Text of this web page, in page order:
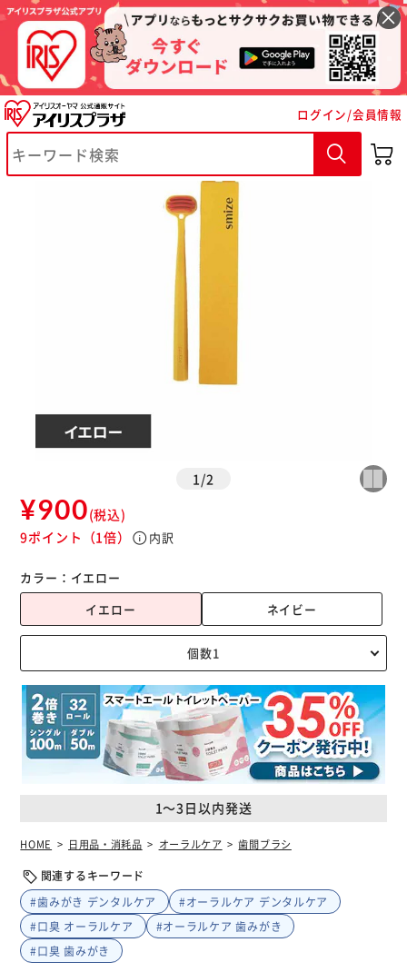
ログイン/会員情報
スマイズ舌ブラシ イエロー
1 /2
¥900(税込)
9ポイント （1倍） info内訳
カラー： イエロー
イエロー
ネイビー
1～3日以内発送
HOME 日用品・消耗品 オーラルケア 歯間ブラシ
関連するキーワード
#歯みがき デンタルケア
#オーラルケア デンタルケア
#口臭 オーラルケア
#オーラルケア 歯みがき
#口臭 歯みがき
※ご確認ください